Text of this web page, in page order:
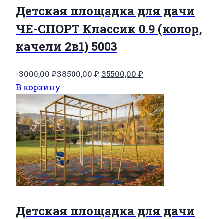
Детская площадка для дачи
ЧЕ-СПОРТ Классик 0.9 (колор,
качели 2в1) 5003
-3000,00 ₽38500,00₽ Первоначальная
составляла
38500,00 ₽.
35500,00 ₽Текущая
35500,00 ₽.
В корзину
Детская площадка для дачи